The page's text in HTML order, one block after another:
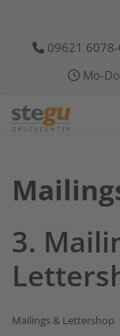
09621
Mo-
3.
Mailings & Lettershop